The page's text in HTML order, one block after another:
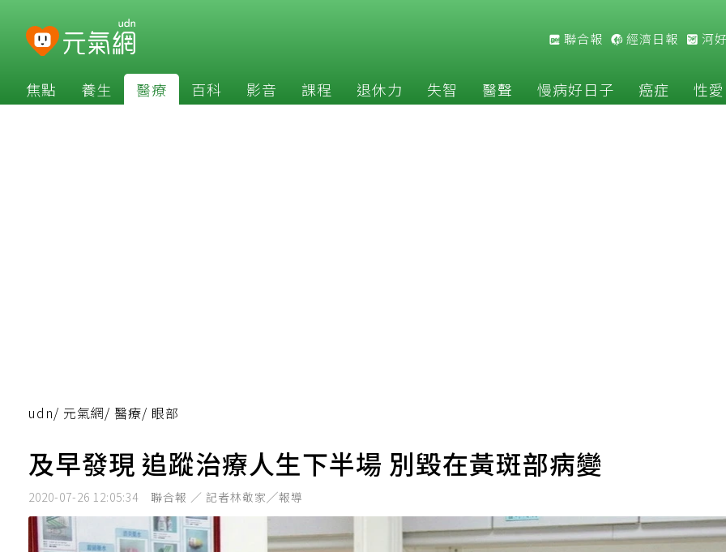
聯合報 經濟日報 河
焦點 養生 醫療 百科 影音 課程 退休力 失智 醫聲 慢病好日子 癌症 性愛
udn/ 元氣網/ 醫療/ 眼部
及早發現 追蹤治療人生下半場 別毀在黃斑部病變
2020-07-26 12:05:34 聯合報 ／ 記者林敬家╱報導